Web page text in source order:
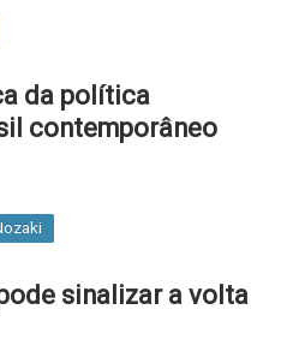
da política
contemporâneo
sinalizar a volta